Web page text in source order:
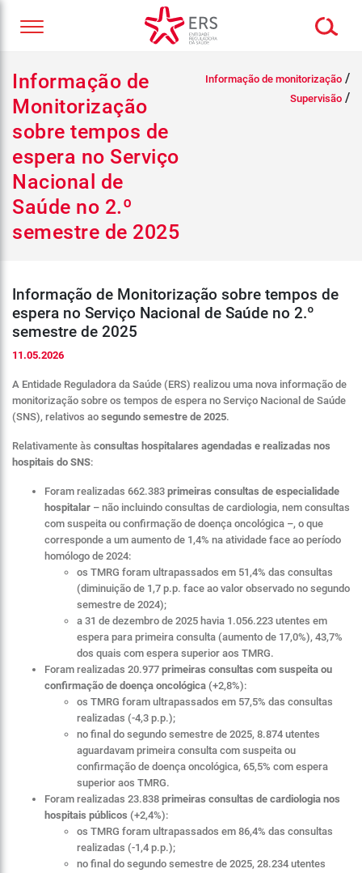
Informação de
Monitorização
sobre tempos de
espera no Serviço
Nacional de
Saúde no 2.º
semestre de 2025
Informação de monitorização /
Supervisão /
Informação de Monitorização sobre tempos de
espera no Serviço Nacional de Saúde no 2.º
semestre de 2025
11.05.2026
A Entidade Reguladora da Saúde (ERS) realizou uma nova informação de
monitorização sobre os tempos de espera no Serviço Nacional de Saúde
(SNS), relativos ao segundo semestre de 2025.
Relativamente às consultas hospitalares agendadas e realizadas nos
hospitais do SNS:
Foram realizadas 662.383 primeiras consultas de especialidade
hospitalar – não incluindo consultas de cardiologia, nem consultas
com suspeita ou confirmação de doença oncológica –, o que
corresponde a um aumento de 1,4% na atividade face ao período
homólogo de 2024:
os TMRG foram ultrapassados em 51,4% das consultas
(diminuição de 1,7 p.p. face ao valor observado no segundo
semestre de 2024);
a 31 de dezembro de 2025 havia 1.056.223 utentes em
espera para primeira consulta (aumento de 17,0%), 43,7%
dos quais com espera superior aos TMRG.
Foram realizadas 20.977 primeiras consultas com suspeita ou
confirmação de doença oncológica (+2,8%):
os TMRG foram ultrapassados em 57,5% das consultas
realizadas (-4,3 p.p.);
no final do segundo semestre de 2025, 8.874 utentes
aguardavam primeira consulta com suspeita ou
confirmação de doença oncológica, 65,5% com espera
superior aos TMRG.
Foram realizadas 23.838 primeiras consultas de cardiologia nos
hospitais públicos (+2,4%):
os TMRG foram ultrapassados em 86,4% das consultas
realizadas (-1,4 p.p.);
no final do segundo semestre de 2025, 28.234 utentes